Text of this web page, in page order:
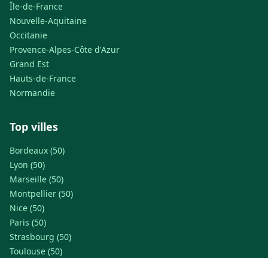
Île-de-France
Nouvelle-Aquitaine
Occitanie
Provence-Alpes-Côte d'Azur
Grand Est
Hauts-de-France
Normandie
Top villes
Bordeaux (50)
Lyon (50)
Marseille (50)
Montpellier (50)
Nice (50)
Paris (50)
Strasbourg (50)
Toulouse (50)